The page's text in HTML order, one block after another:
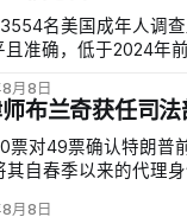
名美国成年人调
准确，低于2024年
主党及倾向民主党者
月8日
布兰奇获任司法
票对49票确认特朗普
自春季以来的代理
月8日